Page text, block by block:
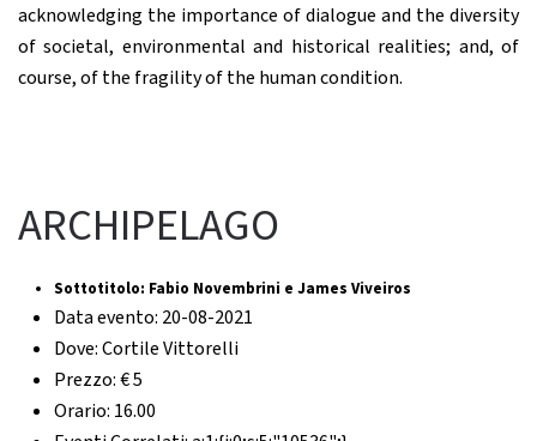
acknowledging the importance of dialogue and the diversity
of societal, environmental and historical realities; and, of
course, of the fragility of the human condition.
ARCHIPELAGO
Sottotitolo: Fabio Novembrini e James Viveiros
Data evento: 20-08-2021
Dove:Cortile Vittorelli
Prezzo:€ 5
Orario: 16.00